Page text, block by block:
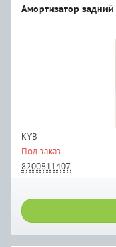
Амортизатор
KYB
Под заказ
8200811407